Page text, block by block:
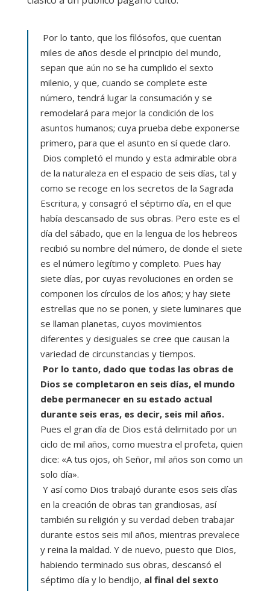
Por lo tanto, que los filósofos, que cuentan
miles de años desde el principio del mundo,
sepan que aún no se ha cumplido el sexto
milenio, y que, cuando se complete este
número, tendrá lugar la consumación y se
remodelará para mejor la condición de los
asuntos humanos; cuya prueba debe exponerse
primero, para que el asunto en sí quede claro.
Dios completó el mundo y esta admirable obra
de la naturaleza en el espacio de seis días, tal y
como se recoge en los secretos de la Sagrada
Escritura, y consagró el séptimo día, en el que
había descansado de sus obras. Pero este es el
día del sábado, que en la lengua de los hebreos
recibió su nombre del número, de donde el siete
es el número legítimo y completo. Pues hay
siete días, por cuyas revoluciones en orden se
componen los círculos de los años; y hay siete
estrellas que no se ponen, y siete luminares que
se llaman planetas, cuyos movimientos
diferentes y desiguales se cree que causan la
variedad de circunstancias y tiempos.
Por lo tanto, dado que todas las obras de
Dios se completaron en seis días, el mundo
debe permanecer en su estado actual
durante seis eras, es decir, seis mil años.
Pues el gran día de Dios está delimitado por un
ciclo de mil años, como muestra el profeta, quien
dice: «A tus ojos, oh Señor, mil años son como un
solo día».
Y así como Dios trabajó durante esos seis días
en la creación de obras tan grandiosas, así
también su religión y su verdad deben trabajar
durante estos seis mil años, mientras prevalece
y reina la maldad. Y de nuevo, puesto que Dios,
habiendo terminado sus obras, descansó el
séptimo día y lo bendijo, al final del sexto